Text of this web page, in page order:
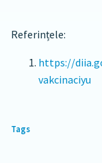
Referințele:
https://
vakcinaciyu
Tags